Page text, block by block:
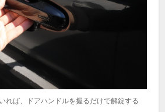
れば、ドアハンドルを握るだけで解錠する